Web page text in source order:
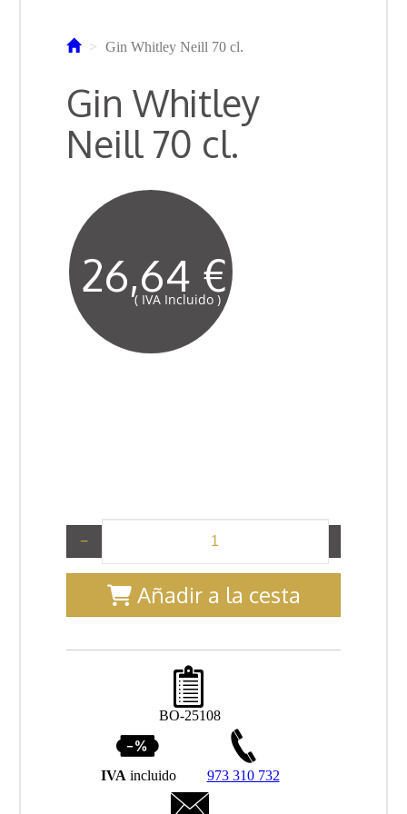
Gin Whitley Neill 70 cl.
Gin Whitley
Neill 70 cl.
26,64 €
( IVA Incluido )
−
Añadir a la cesta
BO-25108
IVA incluido 973 310 732